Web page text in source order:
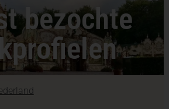
bezochte